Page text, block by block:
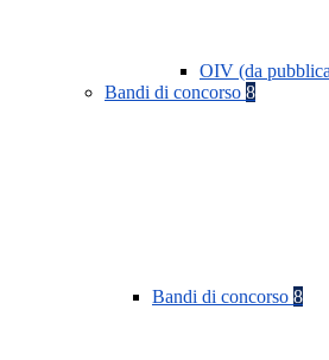
OIV (da
Bandi di concorso 8
Bandi di concorso 8